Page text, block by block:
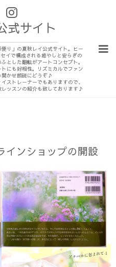
式サイト
り」の夏秋レイ公式サイト。ヒー
イで構成される癒やしと安らぎの
とした翻転がアートコンセプト。
にも好相性。リズミカルでファン
聞かせ朗読にどうぞ♪
ストレーナーでもありますので、
ッスンの紹介も致しております♪
インショップの開設